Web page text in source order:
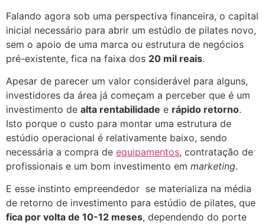
Falando agora sob uma perspectiva financeira, o capital
inicial necessário para abrir um estúdio de pilates novo,
sem o apoio de uma marca ou estrutura de negócios
pré-existente, fica na faixa dos 20 mil reais.
Apesar de parecer um valor considerável para alguns,
investidores da área já começam a perceber que é um
investimento de alta rentabilidade e rápido retorno.
Isto porque o custo para montar uma estrutura de
estúdio operacional é relativamente baixo, sendo
necessária a compra de equipamentos, contratação de
profissionais e um bom investimento em marketing.
E esse instinto empreendedor se materializa na média
de retorno de investimento para estúdio de pilates, que
fica por volta de 10-12 meses, dependendo do porte